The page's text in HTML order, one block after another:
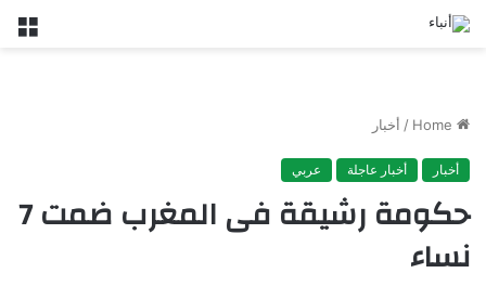
/ أخبار
أخبار أخبار عاجلة عربي
حكومة رشيقة فى المغرب ضمت 7
نساء